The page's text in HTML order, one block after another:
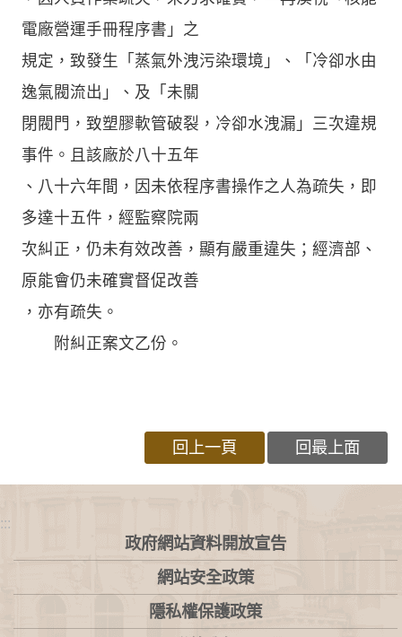
電廠營運手冊程序書」之
規定，致發生「蒸氣外洩污染環境」、「冷卻水由
逸氣閥流出」、及「未關
閉閥門，致塑膠軟管破裂，冷卻水洩漏」三次違規
事件。且該廠於八十五年
、八十六年間，因未依程序書操作之人為疏失，即
多達十五件，經監察院兩
次糾正，仍未有效改善，顯有嚴重違失；經濟部、
原能會仍未確實督促改善
，亦有疏失。
附糾正案文乙份。
回上一頁 回最上面
:::
政府網站資料開放宣告
網站安全政策
隱私權保護政策